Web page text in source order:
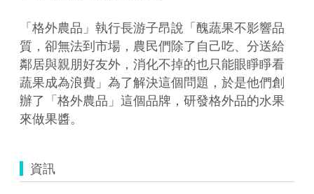
「格外農品」執行長游子昂說「醜蔬果不影響品
質，卻無法到市場，農民們除了自己吃、分送給
鄰居與親朋好友外，消化不掉的也只能眼睜睜看
蔬果成為浪費」為了解決這個問題，於是他們創
辦了「格外農品」這個品牌，研發格外品的水果
來做果醬。
資訊